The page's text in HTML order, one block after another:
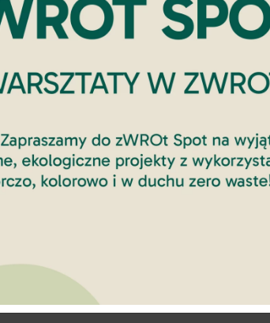
Wybór lokalizacji naszej
znany z proekologicznych
tworząc spójną przestrzeń
organizowane w otoczeniu
przedłużeniem parkowej
kreatywnością.